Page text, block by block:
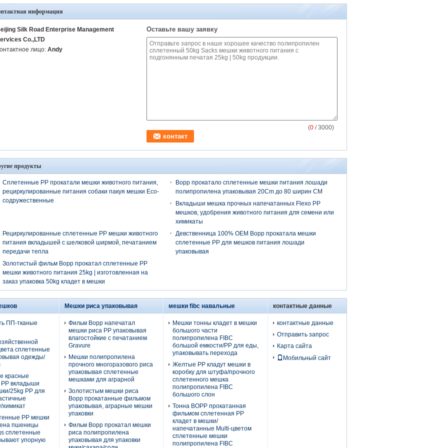
информация
Silk Road Enterprise Management
Co.,LTD
лицо: Andy
Оставьте вашу заявку
(0 / 3000)
продукты
Сплетенные PP прокатали мешки животного питания,
рециркулированные питания собаки пакуя мешки Eco-
содружественные
Bopp прокатало сплетенные мешки питания лошади
полипропилена упаковывая 20Cm до 80 ширин CM
Вкладыши мешка прочных напечатанных Flexo PP
мешков, удобрения животного питания для семени или
химикаты
Рециркулированные сплетенные PP мешки животного
питания вкладышей с шелковой ширмой, печатанием
передачи тепла
Девственница 100% OEM Bopp прокатала мешки
сплетенные PP для мешков питания лошади
упаковывая
Золотистый фильм Bopp прокатал сплетенные PP
мешки животного питания 25kg | изготовленная на
заказ упаковка 50kg кладет в мешки
ПП-тканые
сплетенные
одежды/
красные
вкладыши
25kg PP для
химикат
PP мешки
пшеницы
сплетенные
упорную
Мешки риса упаковывая
Фильм Bopp напечатал
мешки риса PP упаковывая
влагостойкие с печатанием
Gravure
Мешки полипропилена
прочного многоразового риса
упаковывая сплетенные
мешками для аграрной
Золотистым мешки риса
Bopp прокатанные фильмом
упаковывая, аграрные мешки
упаковки
Фильм Bopp прокатал мешки
риса полипропилена
упаковывая для упаковки
мешки fibc навальные
Мешки тонны кладет в мешки
большого части
полипропилена FIBC
большой емкости/PP для еды,
упаковывать перехода
Желтые PP кладут мешки в
коробку для штуфа/прочного
сплетенного мешка
полипропилена FIBC
большого слон
Тонна BOPP прокатанная
фильмом сплетенная PP
кладет в мешки/
напечатанные Multi-цветом
сплетенные мешки
полипропилена FIBC
контактные данные
контактные данные
Отправить запрос
Карта сайта
Мобильный сайт